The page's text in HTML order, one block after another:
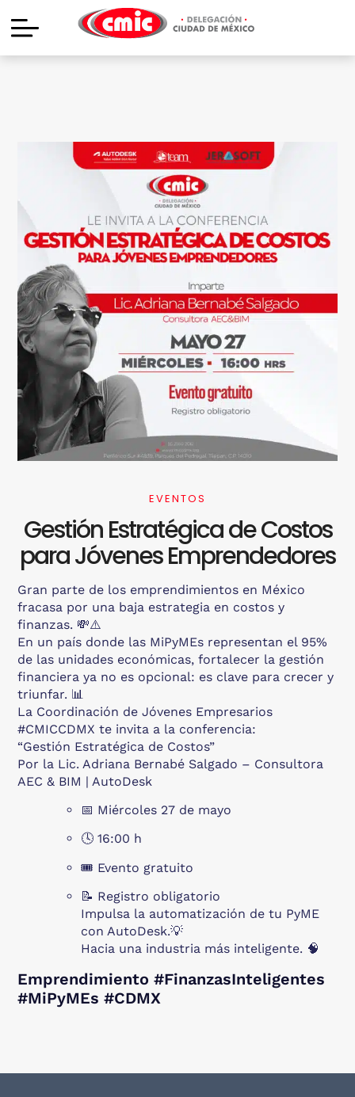
EVENTOS
Gestión Estratégica de Costos
para Jóvenes Emprendedores
Gran parte de los emprendimientos en México
fracasa por una baja estrategia en costos y
finanzas. 💸⚠️
En un país donde las MiPyMEs representan el 95%
de las unidades económicas, fortalecer la gestión
financiera ya no es opcional: es clave para crecer y
triunfar. 📊
La Coordinación de Jóvenes Empresarios
#CMICCDMX te invita a la conferencia:
“Gestión Estratégica de Costos”
Por la Lic. Adriana Bernabé Salgado – Consultora
AEC & BIM | AutoDesk
📅 Miércoles 27 de mayo
🕓 16:00 h
🎟️ Evento gratuito
📝 Registro obligatorio
Impulsa la automatización de tu PyME
con AutoDesk.💡
Hacia una industria más inteligente. 🧠
Emprendimiento #FinanzasInteligentes
#MiPyMEs #CDMX